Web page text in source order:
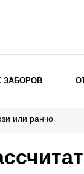
ВЫБОР ПО
Заборы из
ЗАБОРОВ
или ранчо